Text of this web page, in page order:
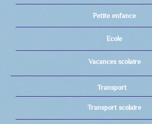
Petite enfance
Ecole
Vacances scolaire
Transport
Transport scolaire